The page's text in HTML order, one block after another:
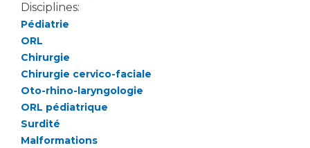
Les recherches en santé à l’AP-HM
Lieu de santé sans tabac
Disciplines:
Pédiatrie
ORL
Chirurgie
Chirurgie cervico-faciale
Oto-rhino-laryngologie
ORL pédiatrique
Surdité
Malformations